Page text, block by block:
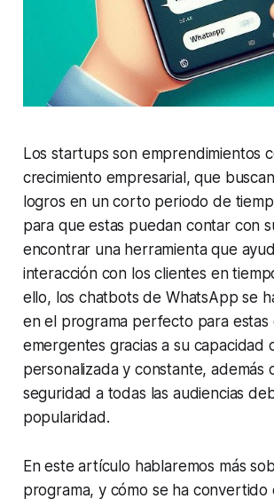
Los startups son emprendimientos
crecimiento empresarial, que
logros en un corto periodo de
para que estas puedan contar con
encontrar una herramienta que
interacción con los clientes en
ello, los chatbots de WhatsApp se
en el programa perfecto para estas
emergentes gracias a su capacidad
personalizada y constante, además
seguridad a todas las audiencias
popularidad.
En este artículo hablaremos más
programa, y cómo se ha convertido